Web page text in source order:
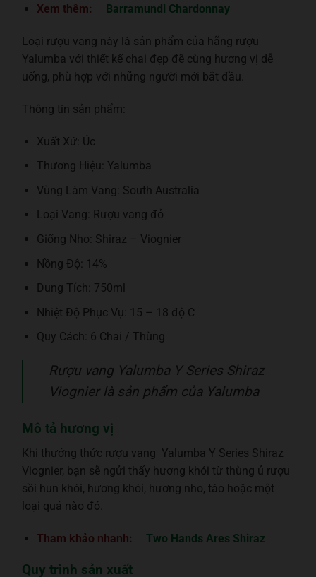
Xem thêm: Barramundi Chardonnay
Loại rượu vang này là sản phẩm của hãng rượu
Yalumba với thiết kế chai đẹp đẽ cùng hương vị dễ
uống, phù hợp với những người mới bắt đầu.
Thông tin sản phẩm:
Xuất Xứ: Úc
Thương Hiệu: Yalumba
Vùng Làm Vang: South Australia
Loại Vang: Rượu vang đỏ
Giống Nho: Shiraz – Viognier
Nồng Độ: 14%
Dung Tích: 750ml
Nhiệt Độ Phục Vụ: 15 – 18 độ C
Quy Cách: 6 Chai / Thùng
Rượu vang Yalumba Y Series Shiraz
Viognier là sản phẩm của Yalumba
Mô tả hương vị
Khi thưởng thức rượu vang Yalumba Y Series Shiraz
Viognier, bạn sẽ ngửi thấy hương khói từ thùng ủ rượu
sồi hun khói, hương khói, hương nho, táo hoặc một
loại quả nào đó.
Tham khảo nhanh: Two Hands Ares Shiraz
Quy trình sản xuất